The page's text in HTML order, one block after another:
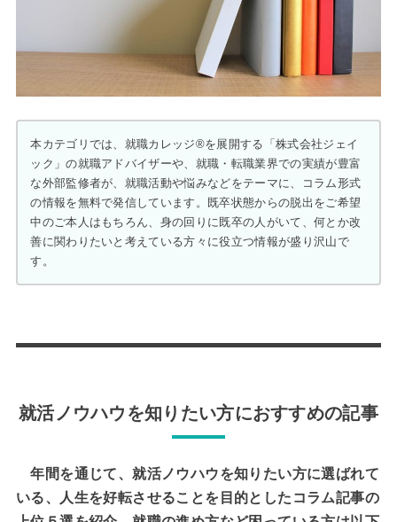
本カテゴリでは、就職カレッジ®を展開する「株式会社ジェイ
ック」の就職アドバイザーや、就職・転職業界での実績が豊富
な外部監修者が、就職活動や悩みなどをテーマに、コラム形式
の情報を無料で発信しています。既卒状態からの脱出をご希望
中のご本人はもちろん、身の回りに既卒の人がいて、何とか改
善に関わりたいと考えている方々に役立つ情報が盛り沢山で
す。
就活ノウハウを知りたい方におすすめの記事
年間を通じて、就活ノウハウを知りたい方に選ばれて
いる、人生を好転させることを目的としたコラム記事の